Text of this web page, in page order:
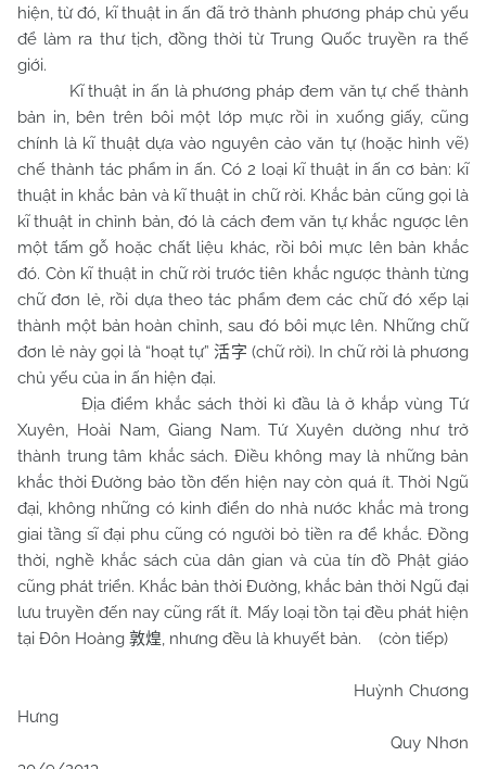
hiện, từ đó, kĩ thuật in ấn đã trở thành phương pháp chủ yếu
để làm ra thư tịch, đồng thời từ Trung Quốc truyền ra thế
giới.
Kĩ thuật in ấn là phương pháp đem văn tự chế thành
bản in, bên trên bôi một lớp mực rồi in xuống giấy, cũng
chính là kĩ thuật dựa vào nguyên cảo văn tự (hoặc hình vẽ)
chế thành tác phẩm in ấn. Có 2 loại kĩ thuật in ấn cơ bản: kĩ
thuật in khắc bản và kĩ thuật in chữ rời. Khắc bản cũng gọi là
kĩ thuật in chỉnh bản, đó là cách đem văn tự khắc ngược lên
một tấm gỗ hoặc chất liệu khác, rồi bôi mực lên bản khắc
đó. Còn kĩ thuật in chữ rời trước tiên khắc ngược thành từng
chữ đơn lẻ, rồi dựa theo tác phẩm đem các chữ đó xếp lại
thành một bản hoàn chỉnh, sau đó bôi mực lên. Những chữ
đơn lẻ này gọi là “hoạt tự”活字 (chữ rời). In chữ rời là phương
chủ yếu của in ấn hiện đại.
Địa điểm khắc sách thời kì đầu là ở khắp vùng Tứ
Xuyên, Hoài Nam, Giang Nam. Tứ Xuyên dường như trở
thành trung tâm khắc sách. Điều không may là những bản
khắc thời Đường bảo tồn đến hiện nay còn quá ít. Thời Ngũ
đại, không những có kinh điển do nhà nước khắc mà trong
giai tầng sĩ đại phu cũng có người bỏ tiền ra để khắc. Đồng
thời, nghề khắc sách của dân gian và của tín đồ Phật giáo
cũng phát triển. Khắc bản thời Đường, khắc bản thời Ngũ đại
lưu truyền đến nay cũng rất ít. Mấy loại tồn tại đều phát hiện
tại Đôn Hoàng 敦煌, nhưng đều là khuyết bản. (còn tiếp)
Huỳnh Chương
Hưng
Quy Nhơn